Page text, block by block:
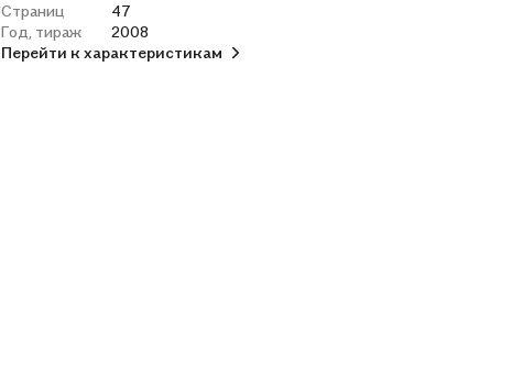
Страниц
47
Год, тираж
2008
Перейти к характеристикам